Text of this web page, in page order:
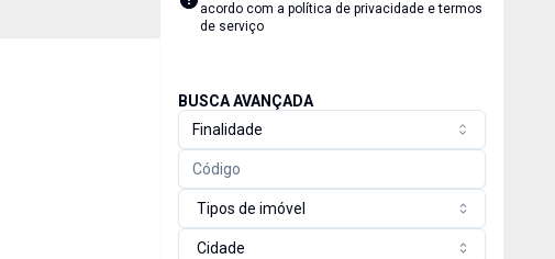
acordo com a política de privacidade e termos
de serviço
BUSCA AVANÇADA
Finalidade
Tipos de imóvel
Cidade